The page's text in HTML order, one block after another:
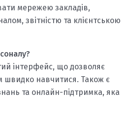
мережею закладів,
звітністю та клієнтською
інтерфейс, що дозволяє
швидко навчитися. Також є
та онлайн-підтримка, яка